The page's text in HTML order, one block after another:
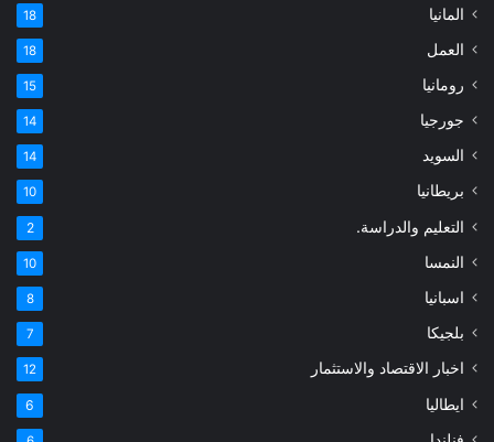
المانيا 18
العمل 18
رومانيا 15
جورجيا 14
السويد 14
بريطانيا 10
التعليم والدراسة. 2
النمسا 10
اسبانيا 8
بلجيكا 7
اخبار الاقتصاد والاستثمار 12
ايطاليا 6